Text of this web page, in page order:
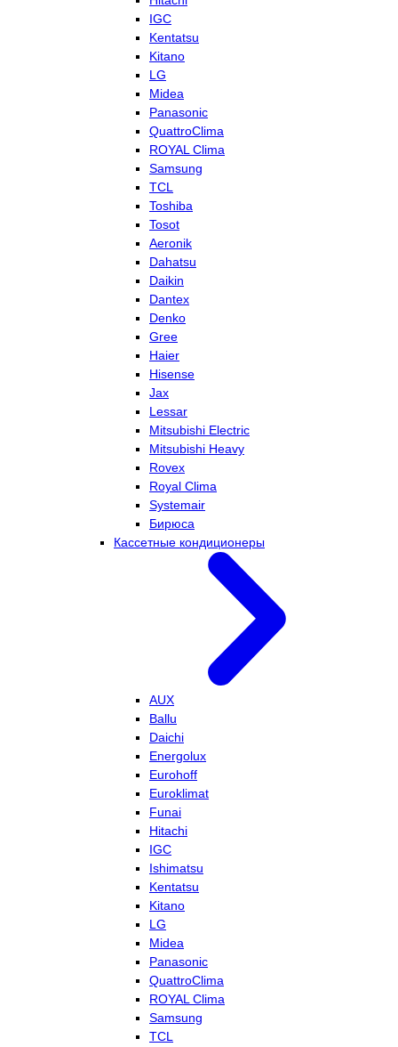
IGC
Kentatsu
Kitano
LG
Midea
Panasonic
QuattroClima
ROYAL Clima
Samsung
TCL
Toshiba
Tosot
Aeronik
Dahatsu
Daikin
Dantex
Denko
Gree
Haier
Hisense
Jax
Lessar
Mitsubishi Electric
Mitsubishi Heavy
Rovex
Royal Clima
Systemair
Бирюса
Кассетные кондиционеры
AUX
Ballu
Daichi
Energolux
Eurohoff
Euroklimat
Funai
Hitachi
IGC
Ishimatsu
Kentatsu
Kitano
LG
Midea
Panasonic
QuattroClima
ROYAL Clima
Samsung
TCL